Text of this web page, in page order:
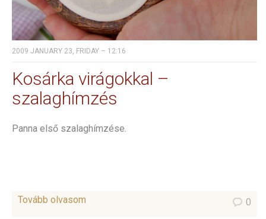
2009 JANUARY 23, FRIDAY – 12:16
Kosárka virágokkal –
szalaghímzés
Panna első szalaghímzése.
Tovább olvasom 0